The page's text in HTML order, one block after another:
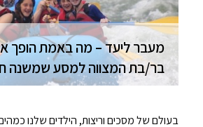
מעבר ליעד – מה באמת הופך
בר/בת המצווה למסע שמשנה
בעולם של מסכים וריצות, הילדים שלנו